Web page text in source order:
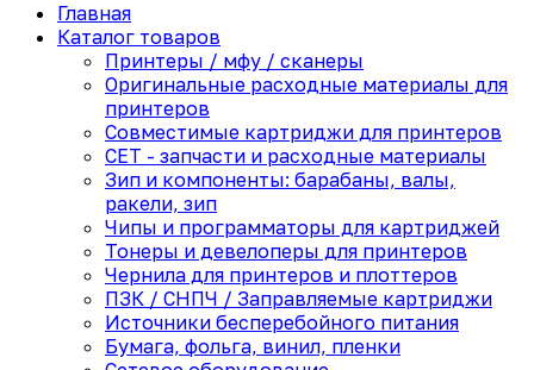
Главная
Каталог товаров
Принтеры / мфу / сканеры
Оригинальные расходные материалы для
принтеров
Совместимые картриджи для принтеров
CET - запчасти и расходные материалы
Зип и компоненты: барабаны, валы,
ракели, зип
Чипы и программаторы для картриджей
Тонеры и девелоперы для принтеров
Чернила для принтеров и плоттеров
ПЗК / СНПЧ / Заправляемые картриджи
Источники бесперебойного питания
Бумага, фольга, винил, пленки